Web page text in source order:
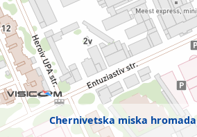
Chernivetska miska hromada